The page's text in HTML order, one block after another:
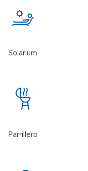
Solárium
Parrillero